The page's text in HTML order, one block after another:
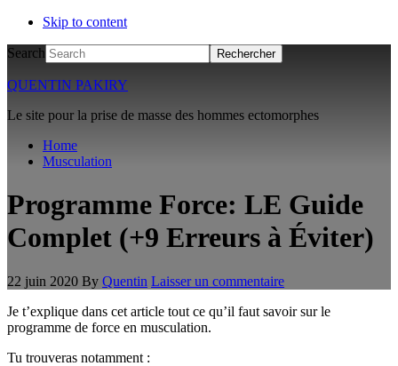
Skip to content
Search
QUENTIN PAKIRY
Le site pour la prise de masse des hommes ectomorphes
Home
Musculation
Programme Force: LE Guide
Complet (+9 Erreurs à Éviter)
22 juin 2020 By Quentin Laisser un commentaire
Je t’explique dans cet article tout ce qu’il faut savoir sur le
programme de force en musculation.
Tu trouveras notamment :